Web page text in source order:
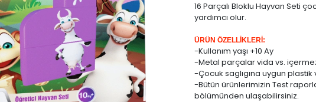
16 Parçalı Bloklu Hayvan Seti
yardımcı olur.
ÜRÜN ÖZELLİKLERİ:
-Kullanım yaşı +10 Ay
-Metal parçalar vida vs.
-Çocuk saglıgına uygun
-Bütün ürünlerimizin Test
bölümünden ulaşabilirsiniz.